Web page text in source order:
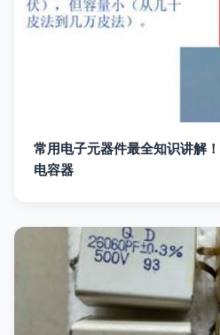
常用电子元器件最全知识讲解
电容器